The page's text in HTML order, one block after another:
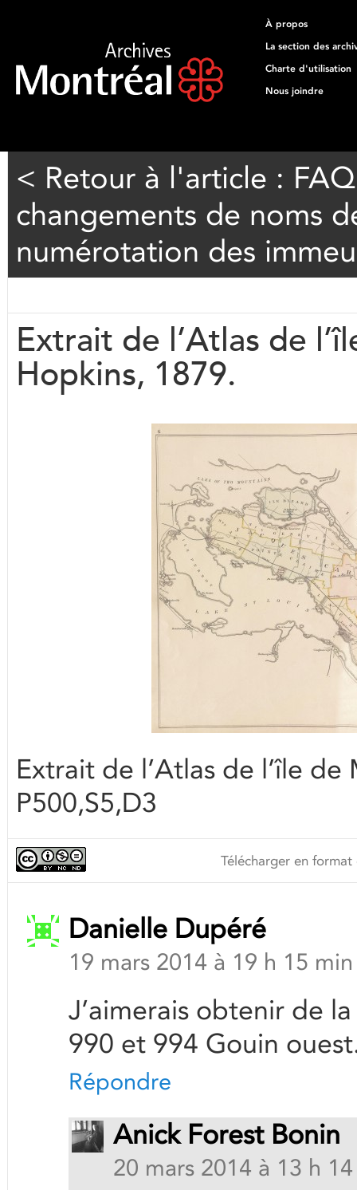
À propos
La section des
Charte d'utilisation
Nous joindre
< Retour à l'article :
changements de noms
numérotation des
Extrait de l’Atlas de
Hopkins, 1879.
Extrait de l’Atlas de l’île
P500,S5,D3
Télécharger en
Danielle Dupéré
19 mars 2014 à 19 h 15 min
J’aimerais obtenir de
990 et 994 Gouin
Répondre
Anick Forest Bonin
20 mars 2014 à 13 h